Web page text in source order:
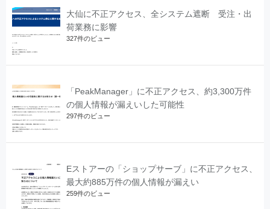
大仙に不正アクセス、全システム遮断 受注・出
荷業務に影響
327件のビュー
「PeakManager」に不正アクセス、約3,300万件
の個人情報が漏えいした可能性
297件のビュー
Eストアーの「ショップサーブ」に不正アクセス、
最大約885万件の個人情報が漏えい
259件のビュー